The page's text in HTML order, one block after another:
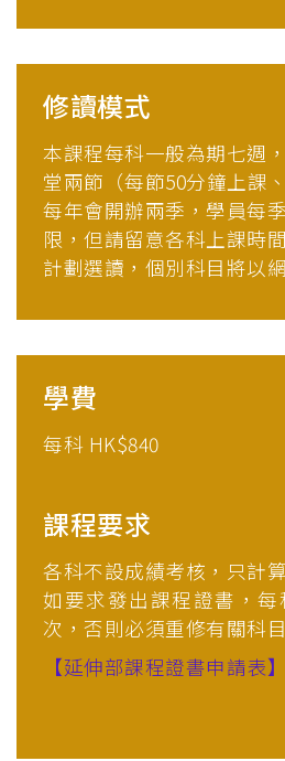
修讀模式
本課程每科一般為期七週
堂兩節（每節50分鐘上課
每年會開辦兩季，學員每
限，但請留意各科上課時
計劃選讀，個別科目將以
學費
每科 HK$840
課程要求
各科不設成績考核，只計
如要求發出課程證書，
次，否則必須重修有關科
【延伸部課程證書申請表】